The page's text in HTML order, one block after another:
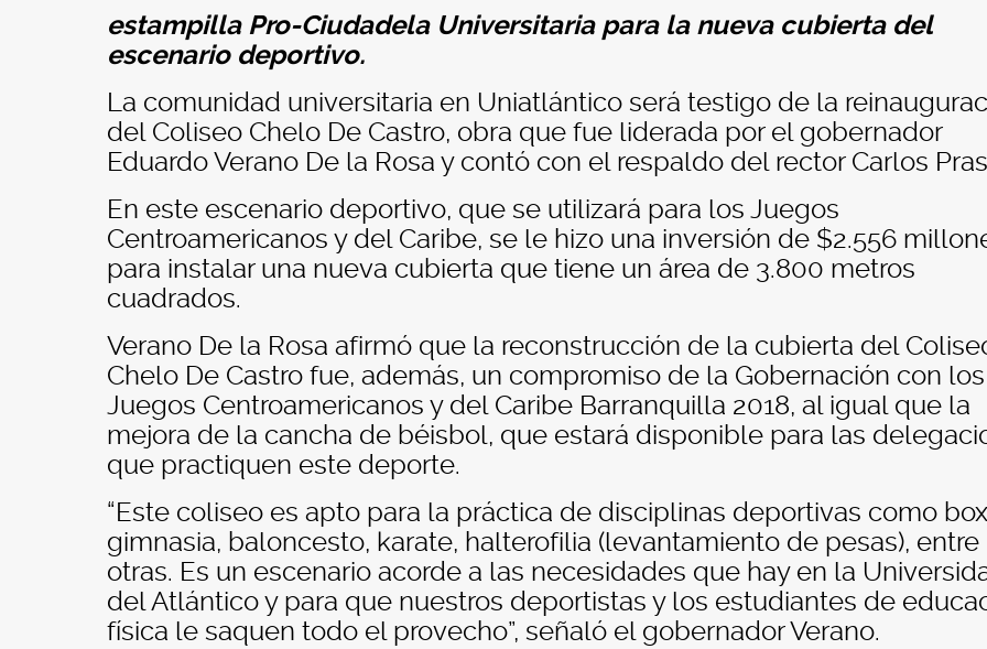
estampilla Pro-Ciudadela Universitaria para la nueva cubierta del
escenario deportivo.
La comunidad universitaria en Uniatlántico será testigo de la
del Coliseo Chelo De Castro, obra que fue liderada por el gobernador
Eduardo Verano De la Rosa y contó con el respaldo del rector Carlos
En este escenario deportivo, que se utilizará para los Juegos
Centroamericanos y del Caribe, se le hizo una inversión de $2.556
para instalar una nueva cubierta que tiene un área de 3.800 metros
cuadrados.
Verano De la Rosa afirmó que la reconstrucción de la cubierta del
Chelo De Castro fue, además, un compromiso de la Gobernación con los
Juegos Centroamericanos y del Caribe Barranquilla 2018, al igual que la
mejora de la cancha de béisbol, que estará disponible para las
que practiquen este deporte.
“Este coliseo es apto para la práctica de disciplinas deportivas como
gimnasia, baloncesto, karate, halterofilia (levantamiento de pesas), entre
otras. Es un escenario acorde a las necesidades que hay en la
del Atlántico y para que nuestros deportistas y los estudiantes de
física le saquen todo el provecho”, señaló el gobernador Verano.